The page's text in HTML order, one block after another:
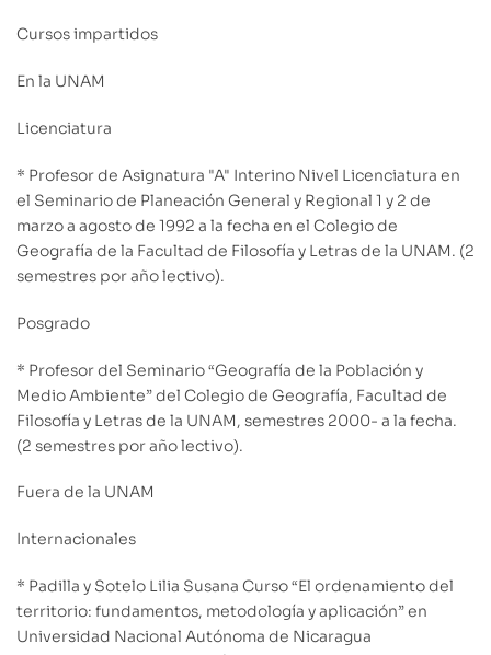
Cursos impartidos
En la UNAM
Licenciatura
* Profesor de Asignatura "A" Interino Nivel Licenciatura en
el Seminario de Planeación General y Regional 1 y 2 de
marzo a agosto de 1992 a la fecha en el Colegio de
Geografía de la Facultad de Filosofía y Letras de la UNAM. (2
semestres por año lectivo).
Posgrado
* Profesor del Seminario “Geografía de la Población y
Medio Ambiente” del Colegio de Geografía, Facultad de
Filosofía y Letras de la UNAM, semestres 2000- a la fecha.
(2 semestres por año lectivo).
Fuera de la UNAM
Internacionales
* Padilla y Sotelo Lilia Susana Curso “El ordenamiento del
territorio: fundamentos, metodología y aplicación” en
Universidad Nacional Autónoma de Nicaragua